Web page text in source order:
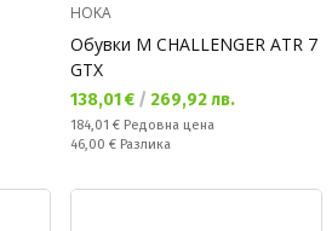
HOKA
Обувки M CHALLENGER ATR 7
GTX
Текуща цена:
138,01 € / 269,92 лв.
Редовна цена:
184,01 € Редовна цена
Спестявате:
46,00 € Разлика